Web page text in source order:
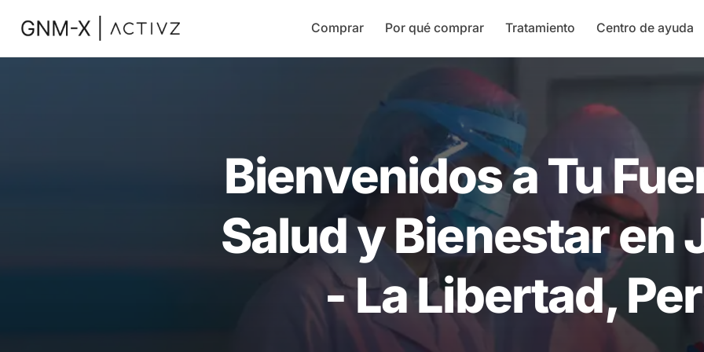
Comprar Por qué comprar Tratamiento Centro de ayuda
Bienvenidos a Tu
Salud y Bienestar en
- La Libertad,